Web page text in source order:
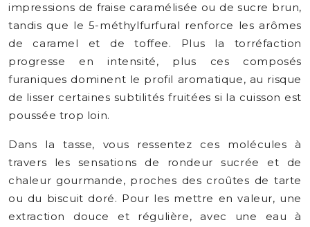
impressions de fraise caramélisée ou de sucre brun,
tandis que le 5-méthylfurfural renforce les arômes
de caramel et de toffee. Plus la torréfaction
progresse en intensité, plus ces composés
furaniques dominent le profil aromatique, au risque
de lisser certaines subtilités fruitées si la cuisson est
poussée trop loin.
Dans la tasse, vous ressentez ces molécules à
travers les sensations de rondeur sucrée et de
chaleur gourmande, proches des croûtes de tarte
ou du biscuit doré. Pour les mettre en valeur, une
extraction douce et régulière, avec une eau à